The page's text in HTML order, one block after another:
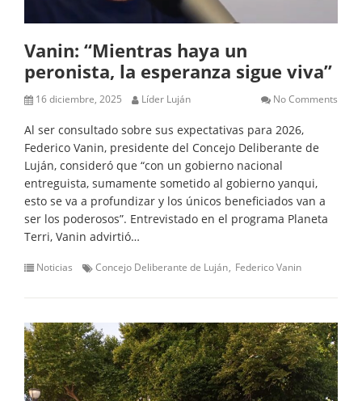
Vanin: “Mientras haya un
peronista, la esperanza sigue viva”
16 diciembre, 2025 Líder Luján No Comments
Al ser consultado sobre sus expectativas para 2026,
Federico Vanin, presidente del Concejo Deliberante de
Luján, consideró que “con un gobierno nacional
entreguista, sumamente sometido al gobierno yanqui,
esto se va a profundizar y los únicos beneficiados van a
ser los poderosos”. Entrevistado en el programa Planeta
Terri, Vanin advirtió…
Noticias Concejo Deliberante de Luján Federico Vanin